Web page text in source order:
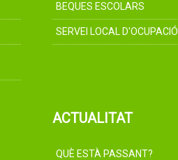
BEQUES ESCOLARS
SERVEI LOCAL D'OCUPACIÓ
ACTUALITAT
QUÈ ESTÀ PASSANT?